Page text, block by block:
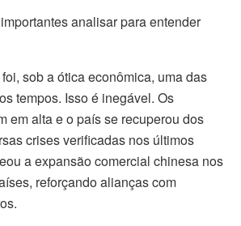
analisar para entender
sob a ótica econômica, uma das
tempos. Isso é inegável. Os
em alta e o país se recuperou dos
crises verificadas nos últimos
a expansão comercial chinesa nos
reforçando alianças com